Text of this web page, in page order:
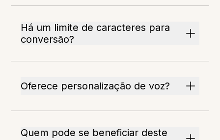
Há um limite de caracteres para
conversão?
Oferece personalização de voz?
Quem pode se beneficiar deste